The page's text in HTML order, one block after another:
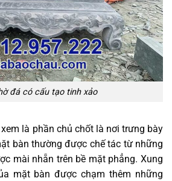
đá có cấu tạo tinh xảo
là phần chủ chốt là nơi trưng bày
bàn thường được chế tác từ những
mài nhẵn trên bề mặt phẳng. Xung
mặt bàn được chạm thêm những